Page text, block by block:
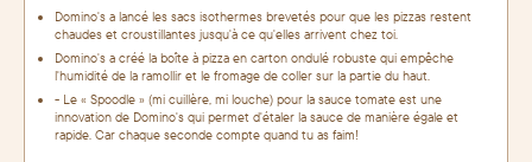
Domino's a lancé les sacs isothermes brevetés pour que les pizzas restent
chaudes et croustillantes jusqu'à ce qu'elles arrivent chez toi.
Domino's a créé la boîte à pizza en carton ondulé robuste qui empêche
l'humidité de la ramollir et le fromage de coller sur la partie du haut.
- Le « Spoodle » (mi cuillère, mi louche) pour la sauce tomate est une
innovation de Domino's qui permet d'étaler la sauce de manière égale et
rapide. Car chaque seconde compte quand tu as faim!